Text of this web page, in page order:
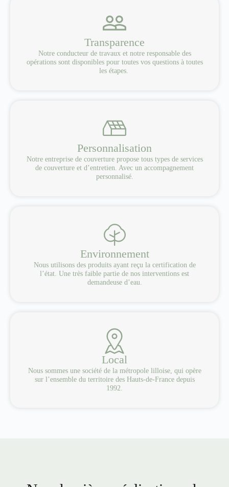
Transparence
Notre conducteur de travaux et notre responsable des
opérations sont disponibles pour toutes vos questions à toutes
les étapes.
Personnalisation
Notre entreprise de couverture propose tous types de services
de couverture et d’entretien. Avec un accompagnement
personnalisé.
Environnement
Nous utilisons des produits ayant reçu la certification de
l’état. Une très faible partie de nos interventions est
demandeuse d’eau.
Local
Nous sommes une société de la métropole lilloise, qui opère
sur l’ensemble du territoire des Hauts-de-France depuis
1992.